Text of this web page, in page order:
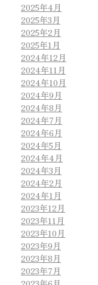
2025年4月
2025年3月
2025年2月
2025年1月
2024年12月
2024年11月
2024年10月
2024年9月
2024年8月
2024年7月
2024年6月
2024年5月
2024年4月
2024年3月
2024年2月
2024年1月
2023年12月
2023年11月
2023年10月
2023年9月
2023年8月
2023年7月